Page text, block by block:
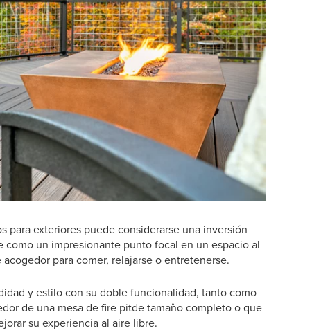
para exteriores puede considerarse una inversión
un impresionante punto focal en un espacio al
para comer, relajarse o entretenerse.
y estilo con su doble funcionalidad, tanto como
de una mesa de fire pitde tamaño completo o que
su experiencia al aire libre.